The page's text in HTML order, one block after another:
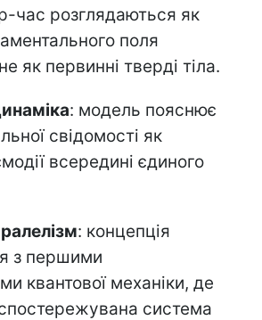
час розглядаються як
поля
як первинні тверді тіла.
: модель пояснює
свідомості як
всередині єдиного
: концепція
з першими
квантової механіки, де
спостережувана система